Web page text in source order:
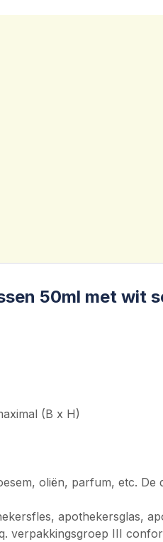
50ml met wit
(B x H)
oliën, parfum, etc.
apothekersglas,
verpakkingsgroep III